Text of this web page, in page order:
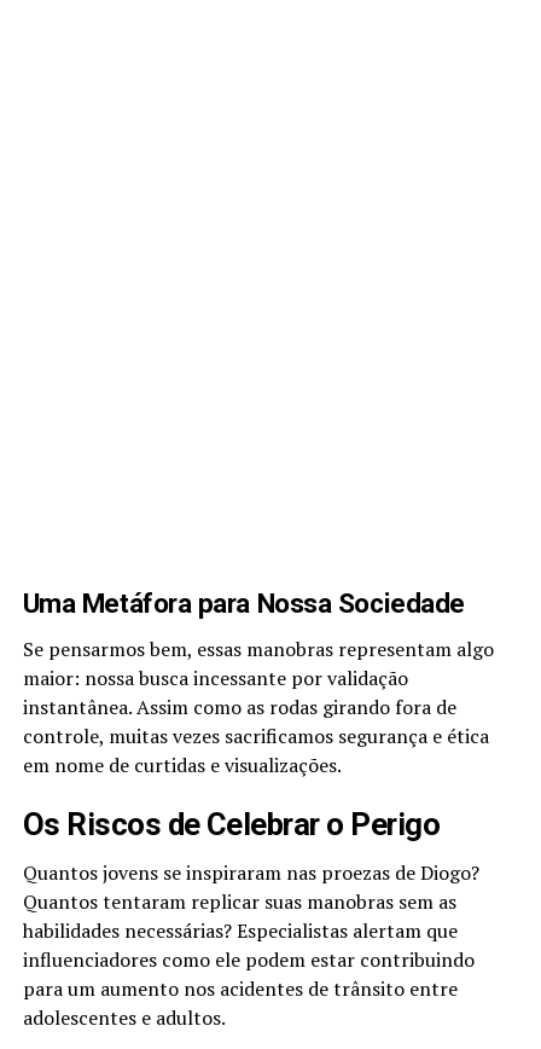
Uma Metáfora para Nossa Sociedade
Se pensarmos bem, essas manobras representam algo
maior: nossa busca incessante por validação
instantânea. Assim como as rodas girando fora de
controle, muitas vezes sacrificamos segurança e ética
em nome de curtidas e visualizações.
Os Riscos de Celebrar o Perigo
Quantos jovens se inspiraram nas proezas de Diogo?
Quantos tentaram replicar suas manobras sem as
habilidades necessárias? Especialistas alertam que
influenciadores como ele podem estar contribuindo
para um aumento nos acidentes de trânsito entre
adolescentes e adultos.